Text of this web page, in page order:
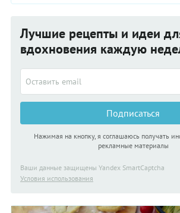
Лучшие рецепты и идеи
вдохновения каждую
Подписаться
Нажимая на кнопку, я соглашаюсь получать
рекламные материалы
Ваши данные защищены Yandex SmartCaptcha
Условия использования